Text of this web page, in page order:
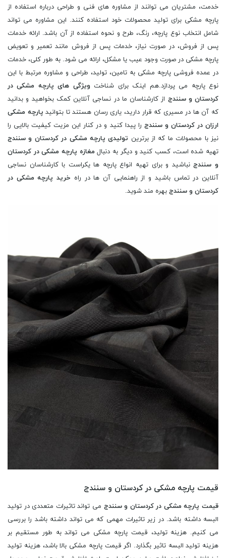
خدمت، مشتریان می توانند از مشاوره های فنی و طراحی درباره استفاده از
پارچه مشکی برای تولید محصولات خود استفاده کنند. این مشاوره می تواند
شامل انتخاب نوع پارچه، رنگ، طرح و نحوه استفاده از آن باشد. ارائه خدمات
پس از فروش، در صورت نیاز، خدمات پس از فروش مانند تعمیر و تعویض
پارچه مشکی در صورت وجود عیب یا مشکل، ارائه می شود. به طور کلی، خدمات
در عمده فروشی پارچه مشکی به تامین، تولید، طراحی و مشاوره مرتبط با این
نوع پارچه می پردازد.هم اینک برای شناختویژگی های پارچه مشکی در
کردستان و سنندج از کارشناسان ما در نساجی آنلاین کمک بخواهید و بدانید
که آن ها در مسیری که قرار دارید، یاری رسان هستند تا بتوانید پارچه مشکی
ارزان در کردستان و سنندج را پیدا کنید و در کنار این مزیت کیفیت بالایی را
نیز با محصولات ما که از برترین تولیدی پارچه مشکی در کردستان و سنندج
تهیه شده است، کسب کنید و دیگر به دنبال مغازه پارچه مشکی در کردستان
و سنندجنباشید و برای تهیه انواع پارچه ها یکراست با کارشناسان نساجی
آنلاین در تماس باشید و از راهنمایی آن ها در راه خرید پارچه مشکی در
کردستان و سنندج بهره مند شوید.
قیمت پارچه مشکی در کردستان و سنندج
قیمت پارچه مشکی در کردستان و سنندج می تواند تاثیرات متعددی در تولید
البسه داشته باشد. در زیر تاثیرات مهمی که می تواند داشته باشد را بررسی
می کنیم. هزینه تولید، قیمت پارچه مشکی می تواند به طور مستقیم بر
هزینه تولید البسه تاثیر بگذارد. اگر قیمت پارچه مشکی بالا باشد، هزینه تولید